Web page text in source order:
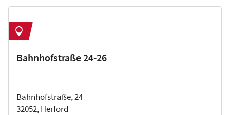
Bahnhofstraße 24-26
Bahnhofstraße, 24
32052, Herford